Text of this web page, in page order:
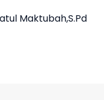
Maktubah,S.Pd